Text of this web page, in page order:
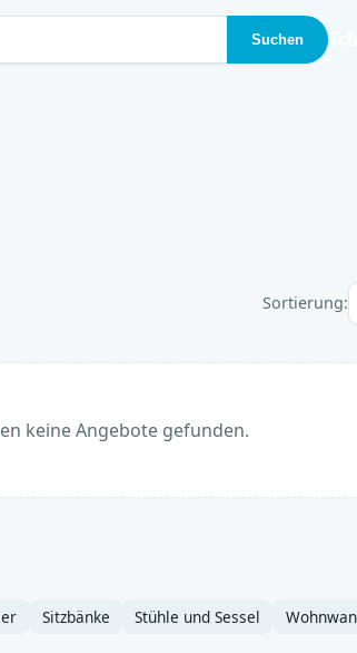
Suchen
Sortierung:
keine Angebote gefunden.
Sitzbänke Stühle und Sessel